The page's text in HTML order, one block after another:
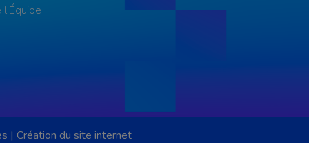
l'Équipe
| Création du site internet